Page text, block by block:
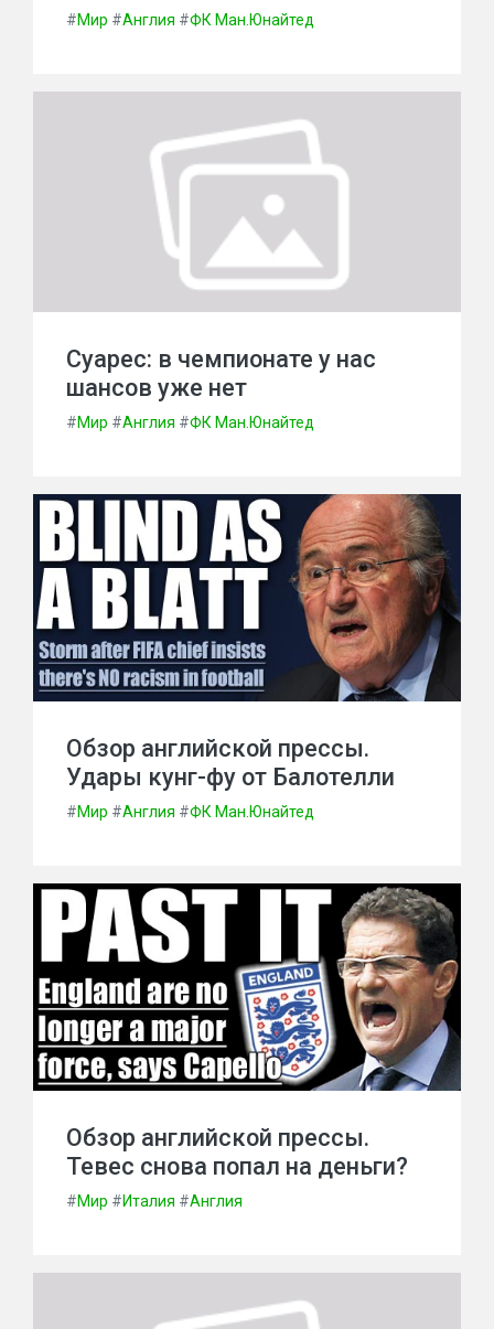
#Мир #Англия #ФК Ман.Юнайтед
Суарес: в чемпионате у нас
шансов уже нет
#Мир #Англия #ФК Ман.Юнайтед
Обзор английской прессы.
Удары кунг-фу от Балотелли
#Мир #Англия #ФК Ман.Юнайтед
Обзор английской прессы.
Тевес снова попал на деньги?
#Мир #Италия #Англия